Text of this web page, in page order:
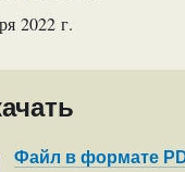
2022 г.
Файл в формате